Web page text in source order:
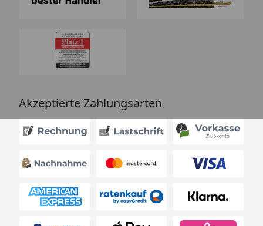
Akzeptierte Zahlungsarten